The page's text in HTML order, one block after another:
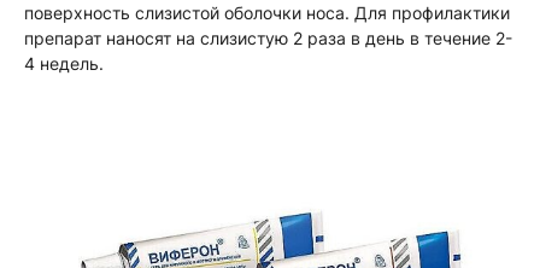
поверхность слизистой оболочки носа. Для профилактики
препарат наносят на слизистую 2 раза в день в течение 2-
4 недель.